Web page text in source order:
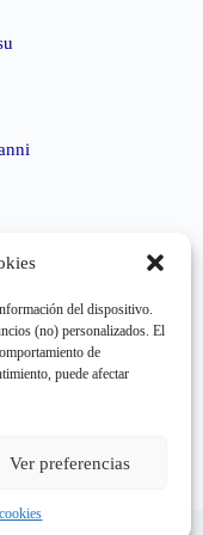
del dispositivo.
(no) personalizados. El
de
puede afectar
Ver preferencias